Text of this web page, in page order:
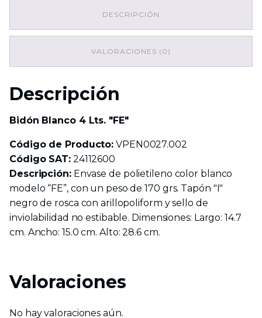
DESCRIPCIÓN
VALORACIONES (0)
Descripción
Bidón Blanco 4 Lts. "FE"
Código de Producto: VPEN0027.002
Código SAT:24112600
Descripción:Envase de polietileno color blanco
modelo “FE”, con un peso de 170 grs. Tapón "I"
negro de rosca con arillopoliform y sello de
inviolabilidad no estibable. Dimensiones: Largo: 14.7
cm. Ancho: 15.0 cm. Alto: 28.6 cm.
Valoraciones
No hay valoraciones aún.